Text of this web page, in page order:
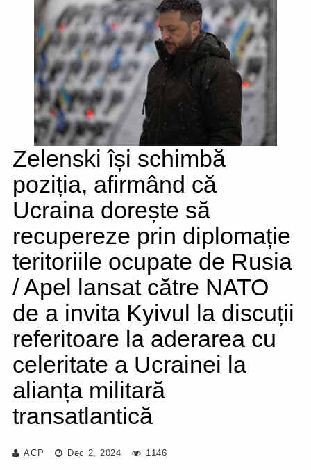
Zelenski își schimbă
poziția, afirmând că
Ucraina dorește să
recupereze prin diplomație
teritoriile ocupate de Rusia
/ Apel lansat către NATO
de a invita Kyivul la discuții
referitoare la aderarea cu
celeritate a Ucrainei la
alianța militară
transatlantică
ACP Dec 2, 2024 1146